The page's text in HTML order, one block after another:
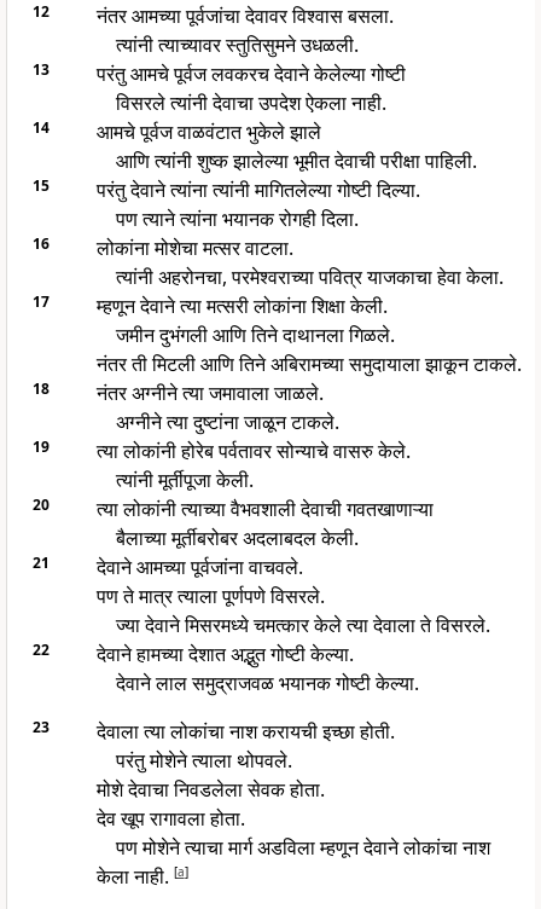
12
नंतर आमच्या पूर्वजांचा देवावर विश्वास बसला.
त्यांनी त्याच्यावर स्तुतिसुमने उधळली.
13
परंतु आमचे पूर्वज लवकरच देवाने केलेल्या गोष्टी
विसरले त्यांनी देवाचा उपदेश ऐकला नाही.
14
आमचे पूर्वज वाळवंटात भुकेले झाले
आणि त्यांनी शुष्क झालेल्या भूमीत देवाची परीक्षा पाहिली.
15
परंतु देवाने त्यांना त्यांनी मागितलेल्या गोष्टी दिल्या.
पण त्याने त्यांना भयानक रोगही दिला.
16
लोकांना मोशेचा मत्सर वाटला.
त्यांनी अहरोनचा, परमेश्वराच्या पवित्र याजकाचा हेवा केला.
17
म्हणून देवाने त्या मत्सरी लोकांना शिक्षा केली.
जमीन दुभंगली आणि तिने दाथानला गिळले.
नंतर ती मिटली आणि तिने अबिरामच्या समुदायाला झाकून टाकले.
18
नंतर अग्नीने त्या जमावाला जाळले.
अग्नीने त्या दुष्टांना जाळून टाकले.
19
त्या लोकांनी होरेब पर्वतावर सोन्याचे वासरु केले.
त्यांनी मूर्तीपूजा केली.
20
त्या लोकांनी त्याच्या वैभवशाली देवाची गवतखाणाऱ्या
बैलाच्या मूर्तीबरोबर अदलाबदल केली.
21
देवाने आमच्या पूर्वजांना वाचवले.
पण ते मात्र त्याला पूर्णपणे विसरले.
ज्या देवाने मिसरमध्ये चमत्कार केले त्या देवाला ते विसरले.
22
देवाने हामच्या देशात अद्भुत गोष्टी केल्या.
देवाने लाल समुद्राजवळ भयानक गोष्टी केल्या.
23
देवाला त्या लोकांचा नाश करायची इच्छा होती.
परंतु मोशेने त्याला थोपवले.
मोशे देवाचा निवडलेला सेवक होता.
देव खूप रागावला होता.
पण मोशेने त्याचा मार्ग अडविला म्हणून देवाने लोकांचा नाश
केला नाही. [a]